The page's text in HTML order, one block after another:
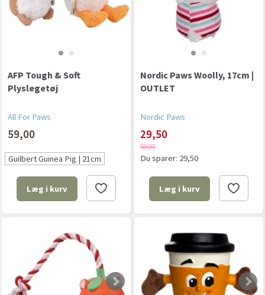
AFP Tough & Soft
Plyslegetøj
All For Paws
59,00
Guilbert Guinea Pig | 21cm
Læg i kurv
Nordic Paws Woolly, 17cm |
OUTLET
Nordic Paws
29,50
59,00
Du sparer: 29,50
Læg i kurv